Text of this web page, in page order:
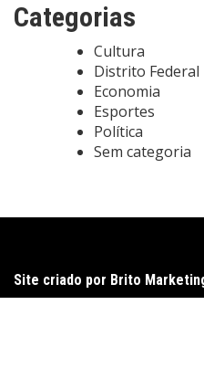
Categorias
Cultura
Distrito Federal
Economia
Esportes
Política
Sem categoria
Site criado por Brito